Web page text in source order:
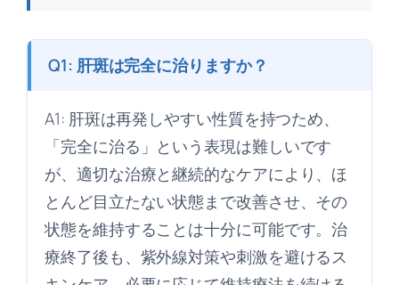
Q1: 肝斑は完全に治りますか？
A1: 肝斑は再発しやすい性質を持つため、
「完全に治る」という表現は難しいです
が、適切な治療と継続的なケアにより、ほ
とんど目立たない状態まで改善させ、その
状態を維持することは十分に可能です。治
療終了後も、紫外線対策や刺激を避けるス